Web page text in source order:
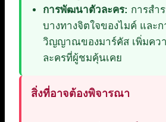
การพัฒนาตัวละคร: การสำ
บางทางจิตใจของไมค์ และก
วิญญาณของมาร์คัส เพิ่มคว
ละครที่ผู้ชมคุ้นเคย
สิ่งที่อาจต้องพิจารณา